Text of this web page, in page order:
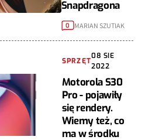
Snapdragona
0 MARIAN SZUTIAK
SPRZĘT
08 SIE
2022
Motorola S30
Pro - pojawiły
się rendery.
Wiemy też, co
ma w środku